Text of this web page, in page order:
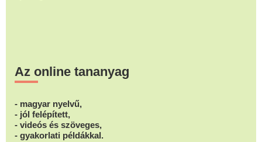
Az online tananyag
- magyar nyelvű,
- jól felépített,
- videós és szöveges,
- gyakorlati példákkal.